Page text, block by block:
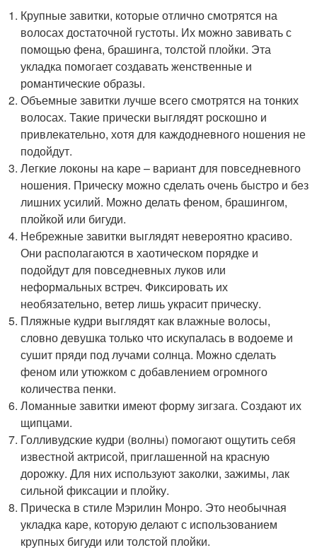
Крупные завитки, которые отлично смотрятся на
волосах достаточной густоты. Их можно завивать с
помощью фена, брашинга, толстой плойки. Эта
укладка помогает создавать женственные и
романтические образы.
Объемные завитки лучше всего смотрятся на тонких
волосах. Такие прически выглядят роскошно и
привлекательно, хотя для каждодневного ношения не
подойдут.
Легкие локоны на каре – вариант для повседневного
ношения. Прическу можно сделать очень быстро и без
лишних усилий. Можно делать феном, брашингом,
плойкой или бигуди.
Небрежные завитки выглядят невероятно красиво.
Они располагаются в хаотическом порядке и
подойдут для повседневных луков или
неформальных встреч. Фиксировать их
необязательно, ветер лишь украсит прическу.
Пляжные кудри выглядят как влажные волосы,
словно девушка только что искупалась в водоеме и
сушит пряди под лучами солнца. Можно сделать
феном или утюжком с добавлением огромного
количества пенки.
Ломанные завитки имеют форму зигзага. Создают их
щипцами.
Голливудские кудри (волны) помогают ощутить себя
известной актрисой, приглашенной на красную
дорожку. Для них используют заколки, зажимы, лак
сильной фиксации и плойку.
Прическа в стиле Мэрилин Монро. Это необычная
укладка каре, которую делают с использованием
крупных бигуди или толстой плойки.